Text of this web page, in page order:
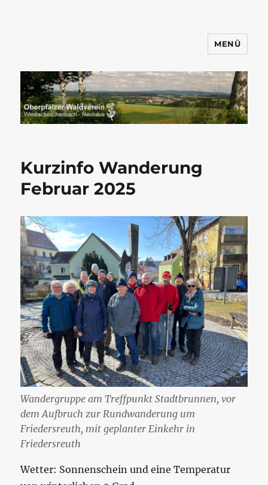
Windischeschenbach-Neuhaus
MENÜ
Kurzinfo Wanderung
Februar 2025
Wandergruppe am Treffpunkt Stadtbrunnen, vor
dem Aufbruch zur Rundwanderung um
Friedersreuth, mit geplanter Einkehr in
Friedersreuth
Wetter: Sonnenschein und eine Temperatur